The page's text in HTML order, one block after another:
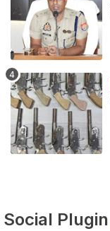
Social Plugin